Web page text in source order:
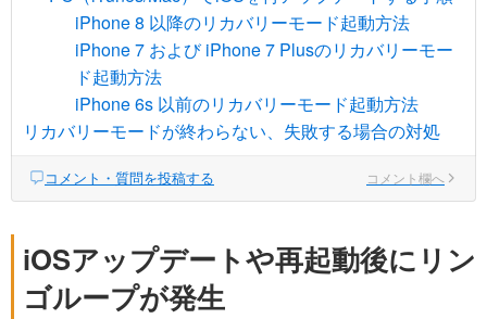
iPhone 8 以降のリカバリーモード起動方法
iPhone 7 および iPhone 7 Plusのリカバリーモー
ド起動方法
iPhone 6s 以前のリカバリーモード起動方法
リカバリーモードが終わらない、失敗する場合の対処
コメント・質問を投稿する コメント欄へ
iOSアップデートや再起動後にリン
ゴループが発生